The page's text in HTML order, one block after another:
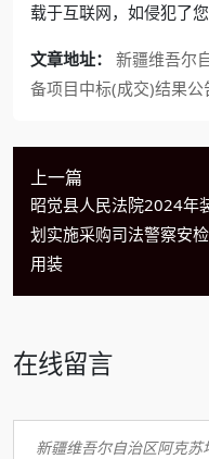
载于互联网，如侵犯了
文章地址：
新疆维吾尔
备项目中标(成交)结果
上一篇
昭觉县人民法院2024年
划实施采购司法警察安
用装
在线留言